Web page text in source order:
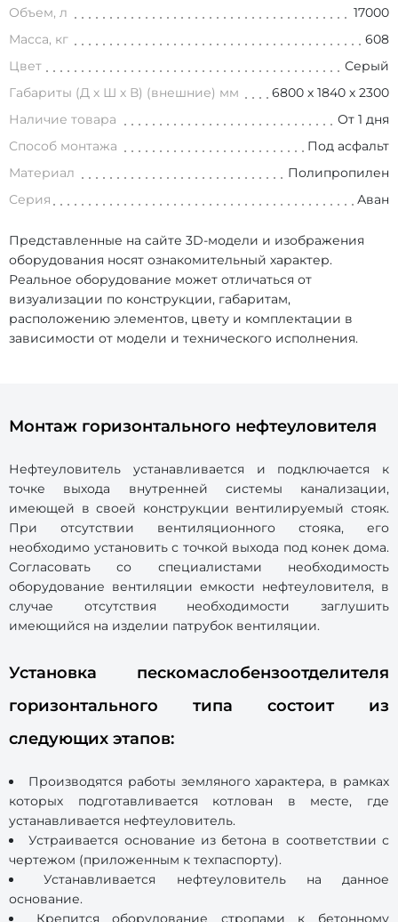
Объем, л
17000
Масса, кг
608
Цвет
Серый
Габариты (Д х Ш х В) (внешние) мм
6800 х 1840 х 2300
Наличие товара
От 1 дня
Способ монтажа
Под асфальт
Материал
Полипропилен
Серия
Аван
Представленные на сайте 3D-модели и изображения
оборудования носят ознакомительный характер.
Реальное оборудование может отличаться от
визуализации по конструкции, габаритам,
расположению элементов, цвету и комплектации в
зависимости от модели и технического исполнения.
Монтаж горизонтального нефтеуловителя
Нефтеуловитель устанавливается и подключается к
точке выхода внутренней системы канализации,
имеющей в своей конструкции вентилируемый стояк.
При отсутствии вентиляционного стояка, его
необходимо установить с точкой выхода под конек дома.
Согласовать со специалистами необходимость
оборудование вентиляции емкости нефтеуловителя, в
случае отсутствия необходимости заглушить
имеющийся на изделии патрубок вентиляции.
Установка пескомаслобензоотделителя
горизонтального типа состоит из
следующих этапов:
Производятся работы земляного характера, в рамках
которых подготавливается котлован в месте, где
устанавливается нефтеуловитель.
Устраивается основание из бетона в соответствии с
чертежом (приложенным к техпаспорту).
Устанавливается нефтеуловитель на данное
основание.
Крепится оборудование стропами к бетонному